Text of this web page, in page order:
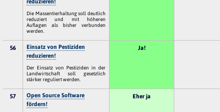
Die Massentierhaltung soll deutlich
reduziert und mit höheren
Auflagen als bisher verbunden
werden.
56
Einsatz von Pestiziden
reduzieren!
Der Einsatz von Pestiziden in der
Landwirtschaft soll gesetzlich
stärker reguliert werden.
Ja!
57
Open Source Software
fördern!
Eher ja